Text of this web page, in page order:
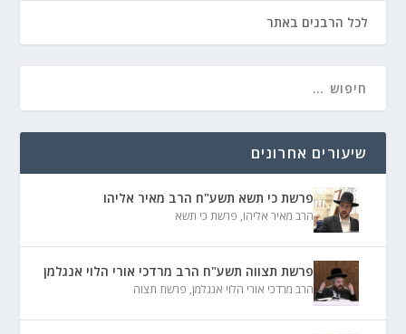
לכל הרבנים באתר
שיעורים אחרונים
פרשת כי תשא תשע"ח הרב מאיר אליהו
הרב מאיר אליהו, פרשת כי תשא
פרשת תצווה תשע"ח הרב מרדכי אורי הלוי אנגלמן
הרב מרדכי אורי הלוי אנגלמן, פרשת תצוה